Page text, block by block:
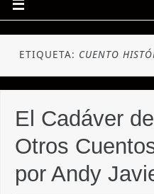
ETIQUETA: CUENTO
El Cadáver
Otros
por Andy